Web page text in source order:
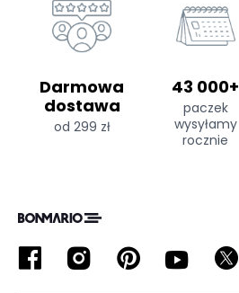
Darmowa
dostawa
od 299 zł
43 000+
paczek
wysyłamy
rocznie